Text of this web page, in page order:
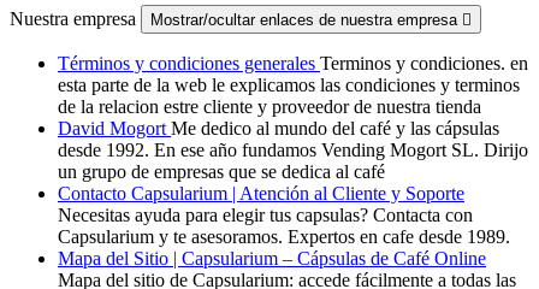
Nuestra empresa Mostrar/ocultar enlaces de nuestra empresa 
Términos y condiciones generales Terminos y condiciones. en
esta parte de la web le explicamos las condiciones y terminos
de la relacion estre cliente y proveedor de nuestra tienda
David Mogort Me dedico al mundo del café y las cápsulas
desde 1992. En ese año fundamos Vending Mogort SL. Dirijo
un grupo de empresas que se dedica al café
Contacto Capsularium | Atención al Cliente y Soporte
Necesitas ayuda para elegir tus capsulas? Contacta con
Capsularium y te asesoramos. Expertos en cafe desde 1989.
Mapa del Sitio | Capsularium – Cápsulas de Café Online
Mapa del sitio de Capsularium: accede fácilmente a todas las